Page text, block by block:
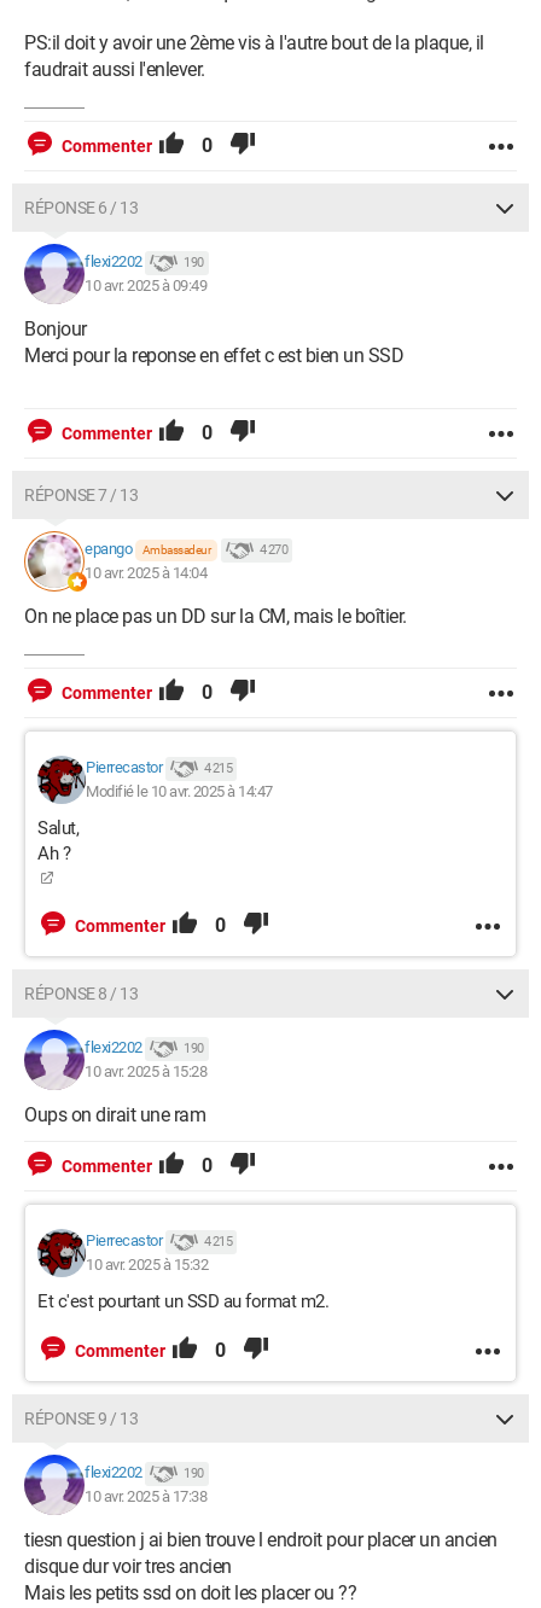
PS:il doit y avoir une 2ème vis à l'autre bout de la plaque, il
faudrait aussi l'enlever.
Commenter 0
RÉPONSE 6 / 13
flexi2202 190
10 avr. 2025 à 09:49
Bonjour
Merci pour la reponse en effet c est bien un SSD
Commenter 0
RÉPONSE 7 / 13
epango Ambassadeur 4 270
10 avr. 2025 à 14:04
On ne place pas un DD sur la CM, mais le boîtier.
Commenter 0
Pierrecastor 4 215
Modifié le 10 avr. 2025 à 14:47
Salut,
Ah ?
Commenter 0
RÉPONSE 8 / 13
flexi2202 190
10 avr. 2025 à 15:28
Oups on dirait une ram
Commenter 0
Pierrecastor 4 215
10 avr. 2025 à 15:32
Et c'est pourtant un SSD au format m2.
Commenter 0
RÉPONSE 9 / 13
flexi2202 190
10 avr. 2025 à 17:38
tiesn question j ai bien trouve l endroit pour placer un ancien
disque dur voir tres ancien
Mais les petits ssd on doit les placer ou ??